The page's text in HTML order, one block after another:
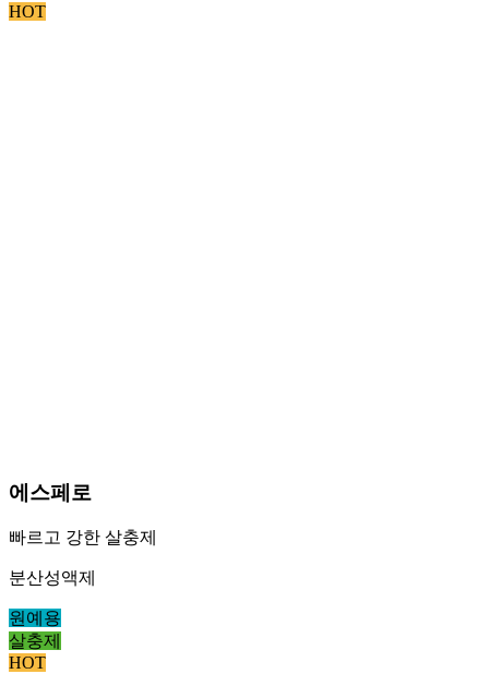
HOT
에스페로
빠르고 강한 살충제
분산성액제
원예용
살충제
HOT